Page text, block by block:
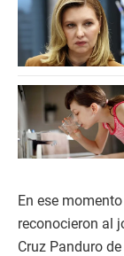
En ese
reconocieron al
Cruz Panduro